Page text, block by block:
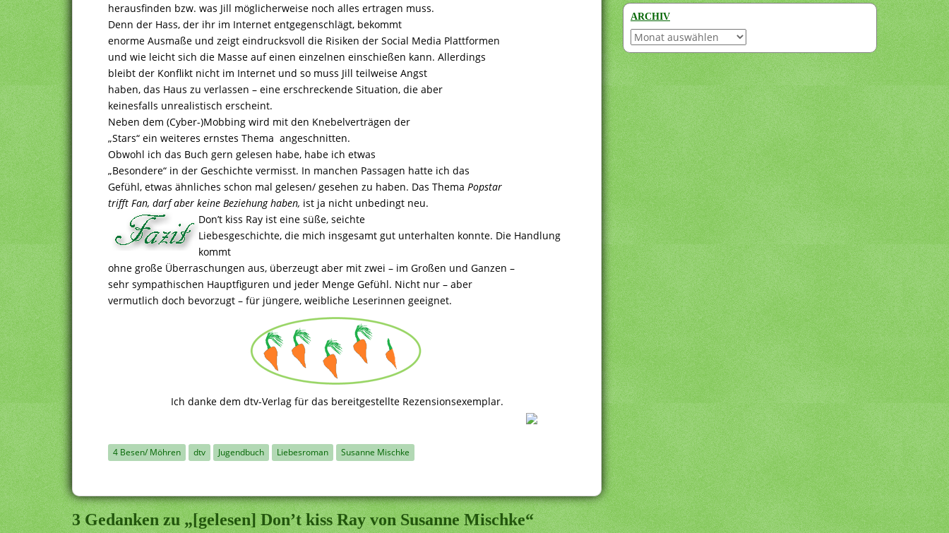
herausfinden bzw. was Jill möglicherweise noch alles ertragen muss.
Denn der Hass, der ihr im Internet entgegenschlägt, bekommt
enorme Ausmaße und zeigt eindrucksvoll die Risiken der Social Media Plattformen
und wie leicht sich die Masse auf einen einzelnen einschießen kann. Allerdings
bleibt der Konflikt nicht im Internet und so muss Jill teilweise Angst
haben, das Haus zu verlassen – eine erschreckende Situation, die aber
keinesfalls unrealistisch erscheint.
Neben dem (Cyber-)Mobbing wird mit den Knebelverträgen der
„Stars“ ein weiteres ernstes Thema angeschnitten.
Obwohl ich das Buch gern gelesen habe, habe ich etwas
„Besondere“ in der Geschichte vermisst. In manchen Passagen hatte ich das
Gefühl, etwas ähnliches schon mal gelesen/ gesehen zu haben. Das Thema Popstar
trifft Fan, darf aber keine Beziehung haben, ist ja nicht unbedingt neu.
Don’t kiss Ray ist eine süße, seichte
Liebesgeschichte, die mich insgesamt gut unterhalten konnte. Die Handlung
kommt
ohne große Überraschungen aus, überzeugt aber mit zwei – im Großen und Ganzen –
sehr sympathischen Hauptfiguren und jeder Menge Gefühl. Nicht nur – aber
vermutlich doch bevorzugt – für jüngere, weibliche Leserinnen geeignet.
Ich danke dem dtv-Verlag für das bereitgestellte Rezensionsexemplar.
4 Besen/ Möhren dtv Jugendbuch Liebesroman Susanne Mischke
3 Gedanken zu „[gelesen] Don’t kiss Ray von Susanne Mischke“
ARCHIV
Archiv